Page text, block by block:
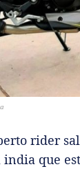
rider
que